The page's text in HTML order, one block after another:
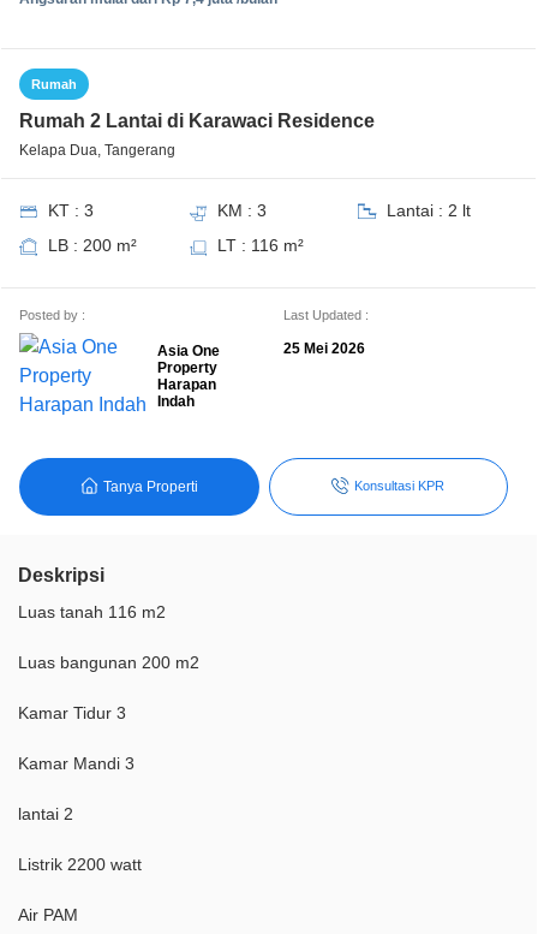
Rumah
Rumah 2 Lantai di Karawaci Residence
Kelapa Dua, Tangerang
KT : 3 KM : 3
Lantai : 2 lt
LB : 200 m²
LT : 116 m²
Posted by :
Asia One
Property
Harapan
Indah
Last Updated :
25 Mei 2026
Tanya Properti Konsultasi KPR
Deskripsi
Luas tanah 116 m2
Luas bangunan 200 m2
Kamar Tidur 3
Kamar Mandi 3
lantai 2
Listrik 2200 watt
Air PAM